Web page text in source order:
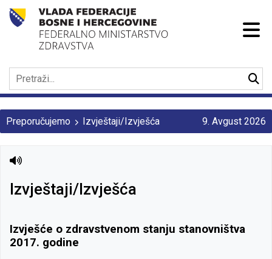
Preporučujemo Izvještaji/Izvješća 9. Avgust 2026
Izvještaji/Izvješća
Izvješće o zdravstvenom stanju stanovništva
2017. godine